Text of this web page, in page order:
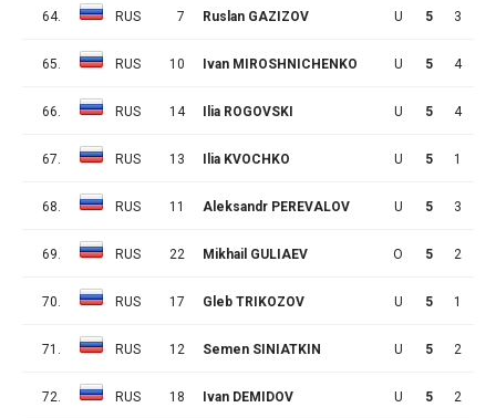
64. RUS 7 Ruslan GAZIZOV U 5 3
65. RUS 10 Ivan MIROSHNICHENKO U 5 4
66. RUS 14 Ilia ROGOVSKI U 5 4
67. RUS 13 Ilia KVOCHKO U 5 1
68. RUS 11 Aleksandr PEREVALOV U 5 3
69. RUS 22 Mikhail GULIAEV O 5 2
70. RUS 17 Gleb TRIKOZOV U 5 1
71. RUS 12 Semen SINIATKIN U 5 2
72. RUS 18 Ivan DEMIDOV U 5 2